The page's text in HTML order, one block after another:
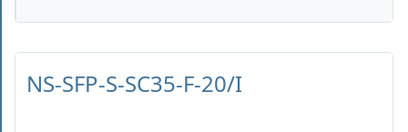
NS-SFP-S-SC35-F-20/I